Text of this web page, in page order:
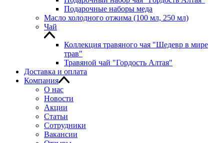
Подарочные наборы меда
Масло холодного отжима (100 мл, 250 мл)
Чай
Коллекция травяного чая "Шедевр в мире
трав"
Травяной чай "Гордость Алтая"
Доставка и оплата
Компания
О нас
Новости
Акции
Статьи
Сотрудники
Вакансии